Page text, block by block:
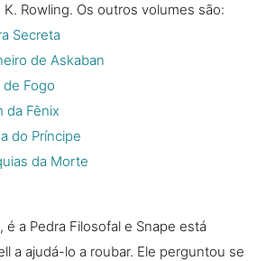
Rowling. Os outros volumes são:
Secreta
de Askaban
Fogo
da Fênix
do Príncipe
da Morte
é a Pedra Filosofal e Snape está
a ajudá-lo a roubar. Ele perguntou se